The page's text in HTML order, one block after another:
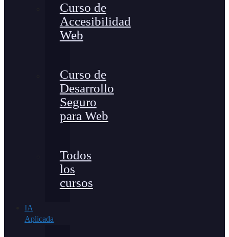
Curso de
Accesibilidad
Web
Curso de
Desarrollo
Seguro
para Web
Todos
los
cursos
IA
Aplicada